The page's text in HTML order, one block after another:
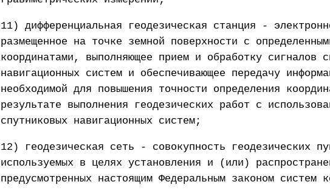
11) дифференциальная геодезическая станция -
размещенное на точке земной поверхности с
координатами, выполняющее прием и обработку сигналов
навигационных систем и обеспечивающее передачу
необходимой для повышения точности определения
результате выполнения геодезических работ с
спутниковых навигационных систем;
12) геодезическая сеть - совокупность геодезических
используемых в целях установления и (или)
предусмотренных настоящим Федеральным законом систем